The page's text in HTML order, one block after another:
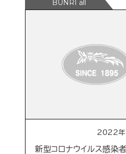
2022年
新型コロナウイルス感染